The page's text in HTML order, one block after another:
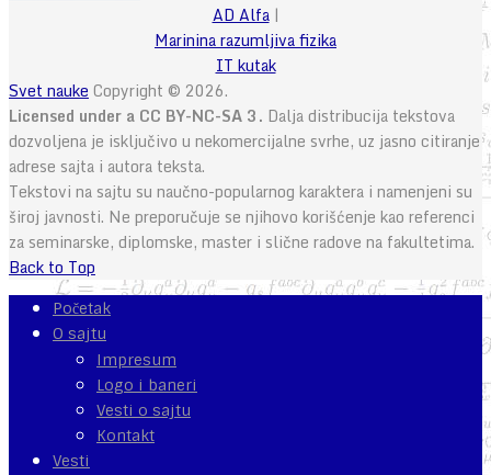
AD Alfa|
Marinina razumljiva fizika
IT kutak
Svet nauke Copyright © 2026.
Licensed under a CC BY-NC-SA 3. Dalja distribucija tekstova
dozvoljena je isključivo u nekomercijalne svrhe, uz jasno citiranje
adrese sajta i autora teksta.
Tekstovi na sajtu su naučno-popularnog karaktera i namenjeni su
široj javnosti. Ne preporučuje se njihovo korišćenje kao referenci
za seminarske, diplomske, master i slične radove na fakultetima.
Back to Top
Početak
O sajtu
Impresum
Logo i baneri
Vesti o sajtu
Kontakt
Vesti